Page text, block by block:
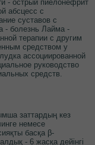
- острый пиелонефрит
абсцесс с
суставов с
- болезнь Лайма -
терапии с другим
средством у
ассоциированной
руководство
средств.
заттардың кез
немесе
басқа β-
- 6 жасқа дейінгі